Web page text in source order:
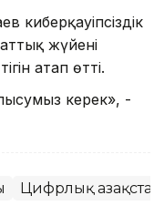
киберқауіпсіздік
жүйені
атап өтті.
керек», -
Цифрлық Қазақстан